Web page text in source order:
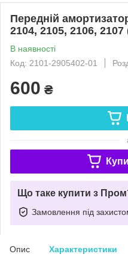
Передній
2104, 2105, 2106, 2107
В наявності
Код: 2101-2905402-01
600 ₴
Що таке купити з
Замовлення під
Опис Характеристики